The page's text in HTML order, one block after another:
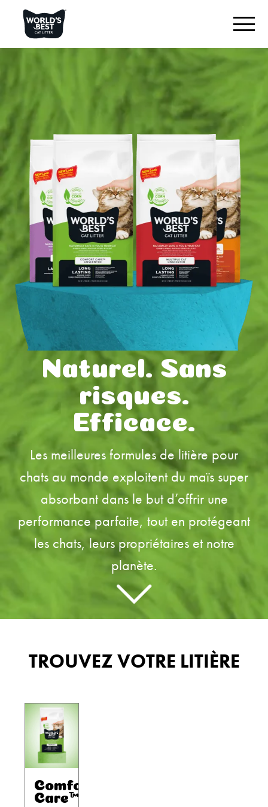
TROUVEZ VOTRE LITIÈRE
Aperçu du produit
Originale inodore
Multi-chats inodore
Multi-chats lavande
Litière pour chat à faible trace
CE QUI NOUS DISTINGUE
RESTONS EN CONTACT
FRANCE
Australia
Deutschland
Great Britain
Italia
New Zealand
Naturel. Sans
risques.
Efficace.
Les meilleures formules de litière pour
chats au monde exploitent du maïs super
absorbant dans le but d’offrir une
performance parfaite, tout en protégeant
les chats, leurs propriétaires et notre
planète.
TROUVEZ VOTRE LITIÈRE
Comfort
Care™